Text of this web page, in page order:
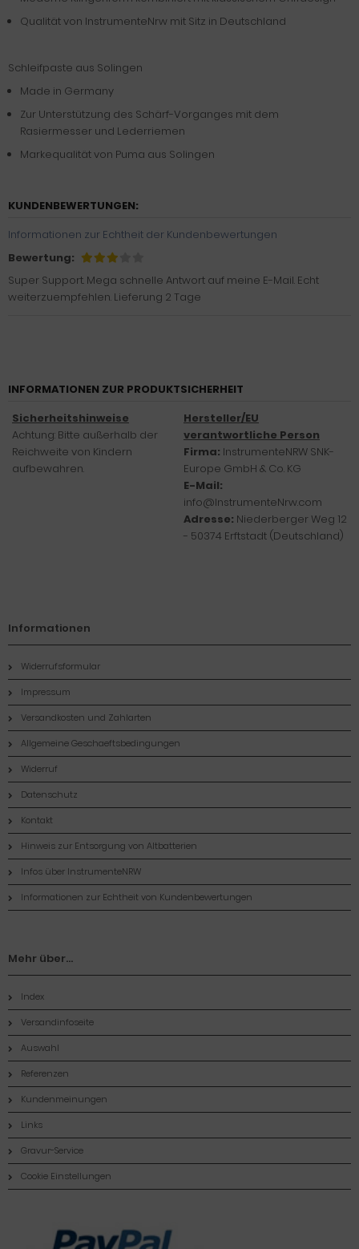
Qualität von InstrumenteNrw mit Sitz in Deutschland
Schleifpaste aus Solingen
Made in Germany
Zur Unterstützung des Schärf-Vorganges mit dem
Rasiermesser und Lederriemen
Markequalität von Puma aus Solingen
KUNDENBEWERTUNGEN:
Informationen zur Echtheit der Kundenbewertungen
Bewertung:
Super Support. Mega schnelle Antwort auf meine E-Mail. Echt
weiterzuempfehlen. Lieferung 2 Tage
INFORMATIONEN ZUR PRODUKTSICHERHEIT
Sicherheitshinweise
Achtung: Bitte außerhalb der
Reichweite von Kindern
aufbewahren.
Hersteller/EU
verantwortliche Person
Firma: InstrumenteNRW SNK-
Europe GmbH & Co. KG
E-Mail:
info@InstrumenteNrw.com
Adresse: Niederberger Weg 12
- 50374 Erftstadt (Deutschland)
Informationen
Widerrufsformular
Impressum
Versandkosten und Zahlarten
Allgemeine Geschaeftsbedingungen
Widerruf
Datenschutz
Kontakt
Hinweis zur Entsorgung von Altbatterien
Infos über InstrumenteNRW
Informationen zur Echtheit von Kundenbewertungen
Mehr über...
Index
Versandinfoseite
Auswahl
Referenzen
Kundenmeinungen
Links
Gravur-Service
Cookie Einstellungen
Zahlungsmethoden